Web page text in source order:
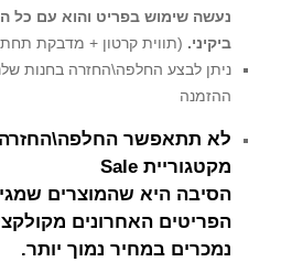
נעשה שימוש בפריט והוא עם כל
ביקיני. (תווית קרטון + מדבקת
ההזמנה
לא תתאפשר החלפה\החזרה
מקטגוריית Sale
הסיבה היא שהמוצרים
הפריטים האחרונים
נמכרים במחיר נמוך יותר.